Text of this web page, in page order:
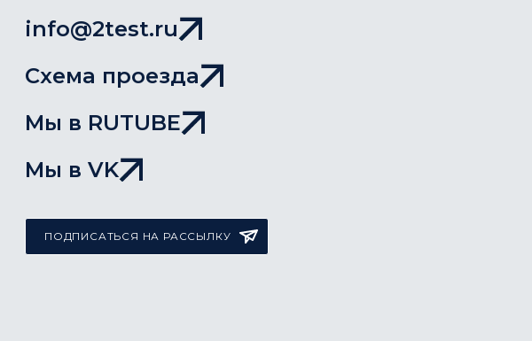
info@2test.ru
Схема проезда
Мы в RUTUBE
Мы в VK
ПОДПИСАТЬСЯ НА РАССЫЛКУ